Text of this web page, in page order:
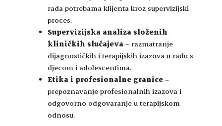
rada potrebama klijenta kroz supervizijski
proces.
Supervizijska analiza složenih
kliničkih slučajeva – razmatranje
dijagnostičkih i terapijskih izazova u radu s
djecom i adolescentima.
Etika i profesionalne granice –
prepoznavanje profesionalnih izazova i
odgovorno odgovaranje u terapijskom
odnosu.